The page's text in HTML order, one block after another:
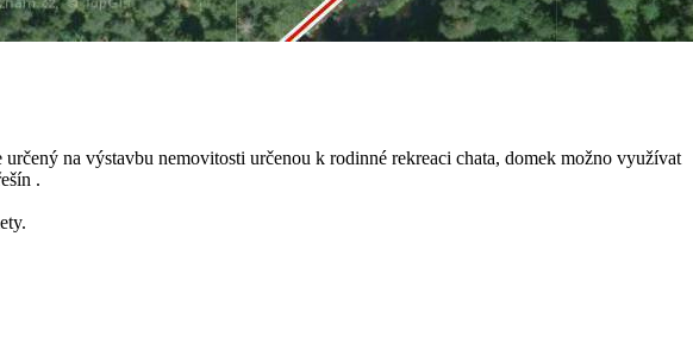
na výstavbu nemovitosti určenou k rodinné rekreaci chata, domek možno využívat
.